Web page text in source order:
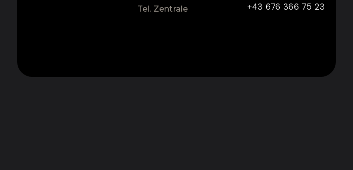
Tel. Zentrale +43 676 366 75 23